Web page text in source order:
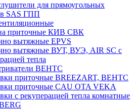
для прямоугольных
SAS ГПП
приточные КИВ СВК
вытяжные EPVS
вытяжные ВУТ, ВУЭ, AIR SC с
тепла
ВЕНТС
приточные BREEZART, ВЕНТС
приточные CAU OTA VEKA
с рекуперацией тепла комнатные